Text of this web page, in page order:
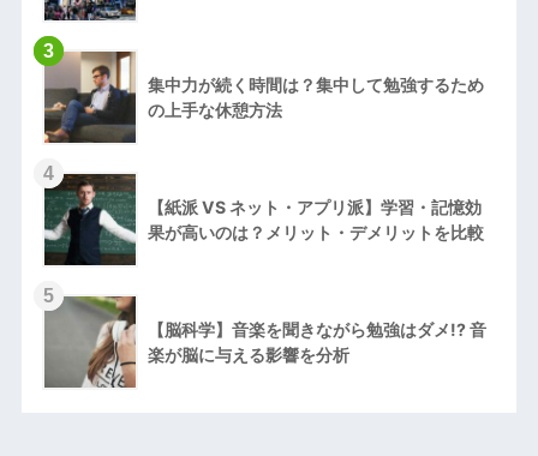
3
集中力が続く時間は？集中して勉強するため
の上手な休憩方法
4
【紙派 VS ネット・アプリ派】学習・記憶効
果が高いのは？メリット・デメリットを比較
5
【脳科学】音楽を聞きながら勉強はダメ!? 音
楽が脳に与える影響を分析